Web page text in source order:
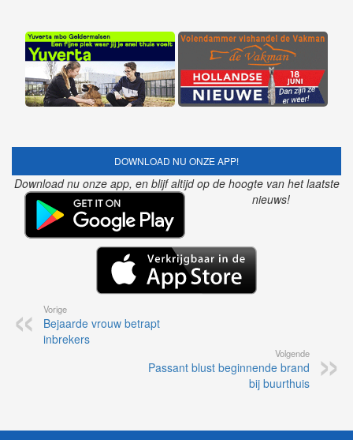
DOWNLOAD NU ONZE APP!
Download nu onze app, en blijf altijd op de hoogte van het laatste
nieuws!
Vorige
Bejaarde vrouw betrapt
inbrekers
Volgende
Passant blust beginnende brand
bij buurthuis